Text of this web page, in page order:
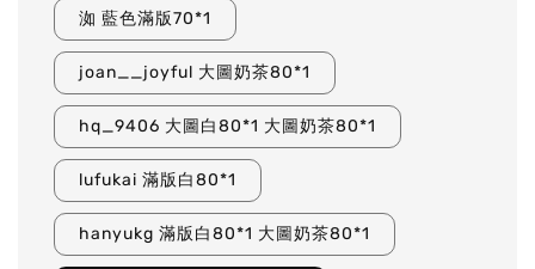
洳 藍色滿版70*1
joan__joyful 大圖奶茶80*1
hq_9406 大圖白80*1 大圖奶茶80*1
lufukai 滿版白80*1
hanyukg 滿版白80*1 大圖奶茶80*1